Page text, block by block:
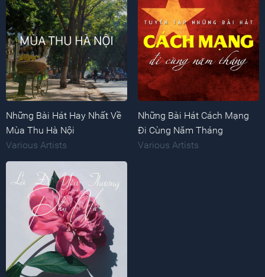
Những Bài Hát Hay Nhất Về
Mùa Thu Hà Nội
Various Artists
Những Bài Hát Cách Mạng
Đi Cùng Năm Tháng
Various Artists